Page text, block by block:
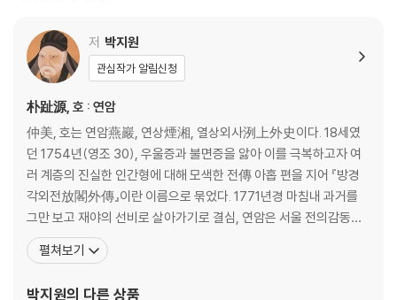
저 박지원
관심작가 알림신청
朴趾源, 호 : 연암
仲美, 호는 연암燕巖, 연상煙湘, 열상외사洌上外史이다. 18세였
던 1754년(영조 30), 우울증과 불면증을 앓아 이를 극복하고자 여
러 계층의 진실한 인간형에 대해 모색한 전傳 아홉 편을 지어 『방경
각외전放閣外傳』이란 이름으로 묶었다. 1771년경 마침내 과거를
그만 보고 재야의 선비로 살아가기로 결심, 연암은 서울 전의감동典
醫監洞(지금의 종로구 견지동)에 은거하며 벗 홍대용洪大容 및 문
하생 이덕무李德懋·박제가朴齊家·유득공柳得恭·이서구李書九
펼쳐보기
박지원의 다른 상품